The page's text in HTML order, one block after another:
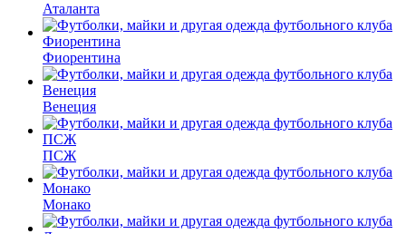
Аталанта
Фиорентина
Венеция
ПСЖ
Монако